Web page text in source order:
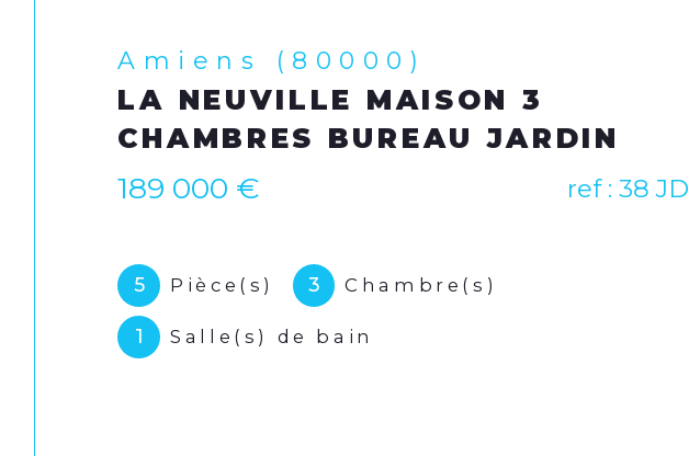
Amiens (80000)
LA NEUVILLE MAISON 3
CHAMBRES BUREAU JARDIN
189 000 € ref : 38 JD
5 Pièce(s) 3 Chambre(s)
1 Salle(s) de bain